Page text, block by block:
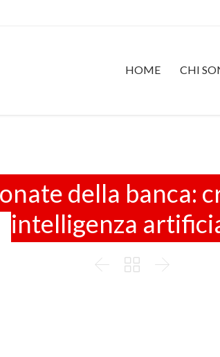
HOME CHI
della banca:
intelligenza
  